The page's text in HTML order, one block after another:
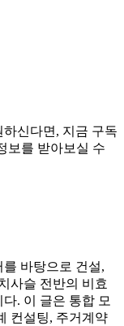
신다면, 지금 구독
보를 받아보실 수
바탕으로 건설,
사슬 전반의 비효
. 이 글은 통합 모
컨설팅, 주거계약